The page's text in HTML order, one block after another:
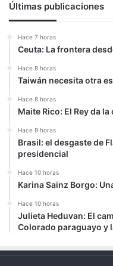
Últimas publicaciones
Hace 7 horas
Ceuta: La frontera
Hace 8 horas
Taiwán necesita otra
Hace 8 horas
Maite Rico: El Rey da
Hace 9 horas
Brasil: el desgaste de
presidencial
Hace 10 horas
Karina Sainz Borgo:
Hace 10 horas
Julieta Heduvan: El
Colorado paraguayo y